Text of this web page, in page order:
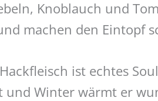
Knoblauch und
machen den Eintopf
ist echtes
und Winter wärmt er